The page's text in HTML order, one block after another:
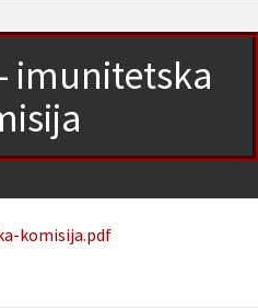
imunitetska
komisija.pdf